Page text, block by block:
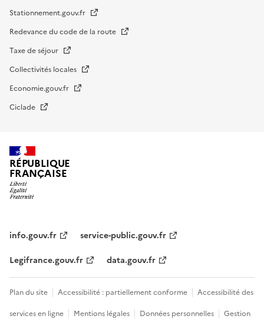
Stationnement.gouv.fr
Redevance du code de la route
Taxe de séjour
Collectivités locales
Economie.gouv.fr
Ciclade
RÉPUBLIQUE
FRANÇAISE
institutionnel
info.gouv.fr
service-public.gouv.fr
Legifrance.gouv.fr
data.gouv.fr
Menu
Plan du site Accessibilité : partiellement conforme
Accessibilité des
services en ligne
Mentions légales Données personnelles Gestion